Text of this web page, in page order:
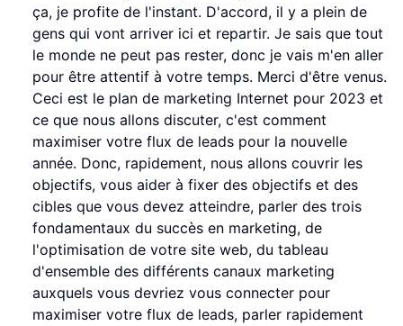
ça, je profite de l'instant. D'accord, il y a plein de
gens qui vont arriver ici et repartir. Je sais que tout
le monde ne peut pas rester, donc je vais m'en aller
pour être attentif à votre temps. Merci d'être venus.
Ceci est le plan de marketing Internet pour 2023 et
ce que nous allons discuter, c'est comment
maximiser votre flux de leads pour la nouvelle
année. Donc, rapidement, nous allons couvrir les
objectifs, vous aider à fixer des objectifs et des
cibles que vous devez atteindre, parler des trois
fondamentaux du succès en marketing, de
l'optimisation de votre site web, du tableau
d'ensemble des différents canaux marketing
auxquels vous devriez vous connecter pour
maximiser votre flux de leads, parler rapidement